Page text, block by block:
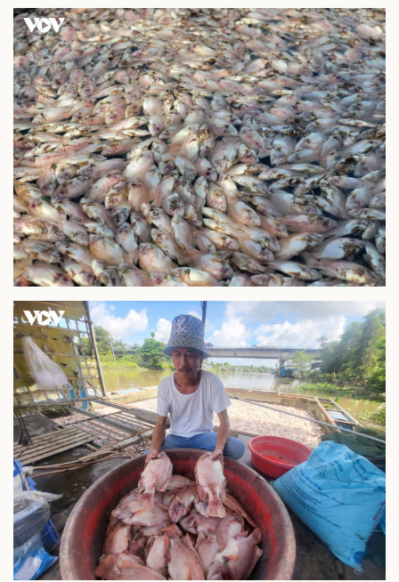
Pháp luật
Vụ án
Tin nóng
Tư vấn luật
Quân sự - Quốc phòng
Vũ khí
Việt Nam
Phân tích